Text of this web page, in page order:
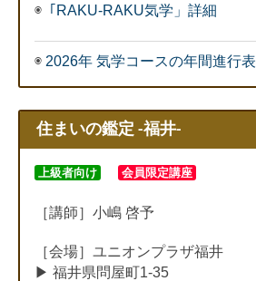
◉ 「RAKU-RAKU気学」詳細
◉ 2026年 気学コースの年間進行表
住まいの鑑定 -福井-
上級者向け 会員限定講座
［講師］小嶋 啓予
［会場］ユニオンプラザ福井
▶︎ 福井県問屋町1-35